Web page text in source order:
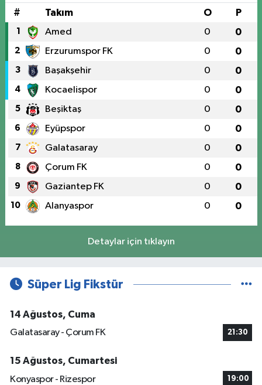
# Takım O P
1 Amed 0 0
2 Erzurumspor FK 0 0
3 Başakşehir 0 0
4 Kocaelispor 0 0
5 Beşiktaş 0 0
6 Eyüpspor 0 0
7 Galatasaray 0 0
8 Çorum FK 0 0
9 Gaziantep FK 0 0
10 Alanyaspor 0 0
Detaylar için tıklayın
Süper Lig Fikstür
14 Ağustos, Cuma
Galatasaray - Çorum FK
21:30
15 Ağustos, Cumartesi
Konyaspor - Rizespor
19:00